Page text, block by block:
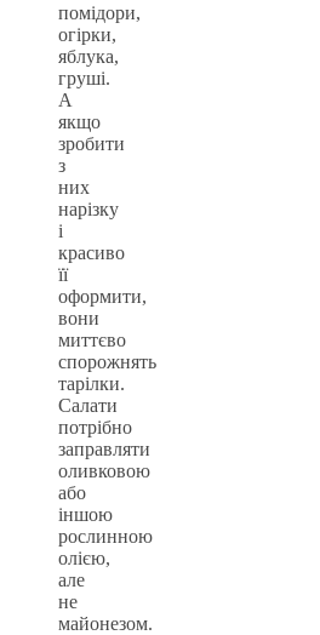
помідори,
огірки,
яблука,
груші.
А
якщо
зробити
з
них
нарізку
і
красиво
її
оформити,
вони
миттєво
спорожнять
тарілки.
Салати
потрібно
заправляти
оливковою
або
іншою
рослинною
олією,
але
не
майонезом.